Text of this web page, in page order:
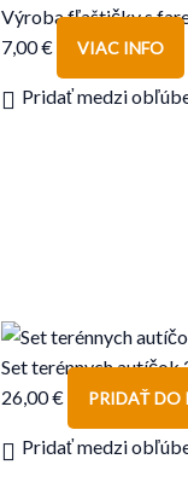
Výroba fľaštičky s
7,00€ VIAC INFO
Pridať medzi
Set terénnych autíčok
26,00€ PRIDAŤ DO
Pridať medzi